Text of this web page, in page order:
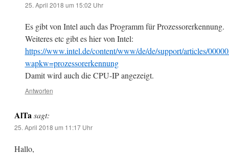
25. April 2018 um 15:02 Uhr
Es gibt von Intel auch das Programm für Prozessorerkennung.
Weiteres etc gibt es hier von Intel:
https://www.intel.de/content/www/de/de/support/articles/
wapkw=prozessorerkennung
Damit wird auch die CPU-IP angezeigt.
Antworten
AlTa sagt:
25. April 2018 um 11:17 Uhr
Hallo,